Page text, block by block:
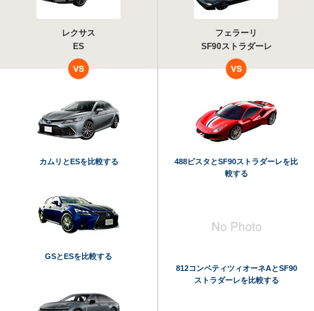
レクサス
ES
フェラーリ
SF90ストラダーレ
カムリとESを比較する
GSとESを比較する
488ピスタとSF90ストラダーレを比
較する
812コンペティツィオーネAとSF90
ストラダーレを比較する